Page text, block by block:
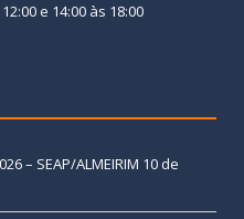
e 14:00 às 18:00
– SEAP/ALMEIRIM 10 de